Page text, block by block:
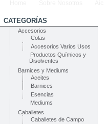
CATEGORÍAS
Accesorios
Colas
Accesorios Varios Usos
Productos Químicos y
Disolventes
Barnices y Mediums
Aceites
Barnices
Esencias
Mediums
Caballetes
Caballetes de Campo